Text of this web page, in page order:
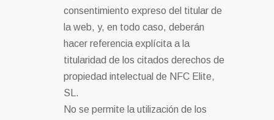
consentimiento expreso del titular de
la web, y, en todo caso, deberán
hacer referencia explícita a la
titularidad de los citados derechos de
propiedad intelectual de NFC Elite,
SL.
No se permite la utilización de los